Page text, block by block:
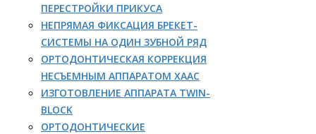
ПЕРЕСТРОЙКИ ПРИКУСА
НЕПРЯМАЯ ФИКСАЦИЯ БРЕКЕТ-
СИСТЕМЫ НА ОДИН ЗУБНОЙ РЯД
ОРТОДОНТИЧЕСКАЯ КОРРЕКЦИЯ
НЕСЪЕМНЫМ АППАРАТОМ ХААС
ИЗГОТОВЛЕНИЕ АППАРАТА TWIN-
BLOCK
ОРТОДОНТИЧЕСКИЕ